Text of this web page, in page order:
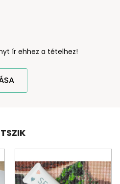
ír ehhez a tételhez!